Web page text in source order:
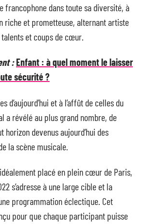
francophone dans toute sa diversité, à
riche et prometteuse, alternant artiste
et coups de cœur.
:Enfant : à quel moment le laisser
sécurité ?
d’aujourd’hui et à l’affût de celles du
a révélé au plus grand nombre, de
horizon devenus aujourd’hui des
la scène musicale.
placé en plein cœur de Paris,
s’adresse à une large cible et la
programmation éclectique. Cet
pour que chaque participant puisse